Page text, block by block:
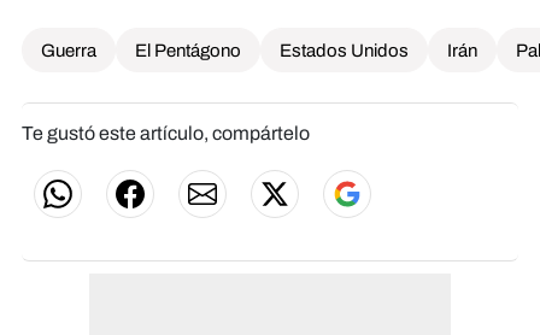
Guerra El Pentágono Estados Unidos Irán
Te gustó este artículo, compártelo